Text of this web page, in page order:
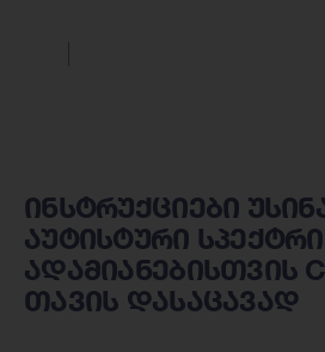
ინსტრუქციები
აუტისტური
ადამიანებისთვის
თავის დასაცავად